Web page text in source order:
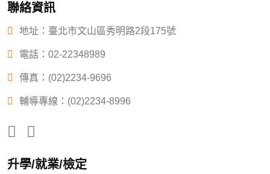
聯絡資訊
地址：臺北市文山區秀明路2段175號
電話： 02-22348989
傳真：(02)2234-9696
輔導專線：(02)2234-8996
升學/就業/檢定